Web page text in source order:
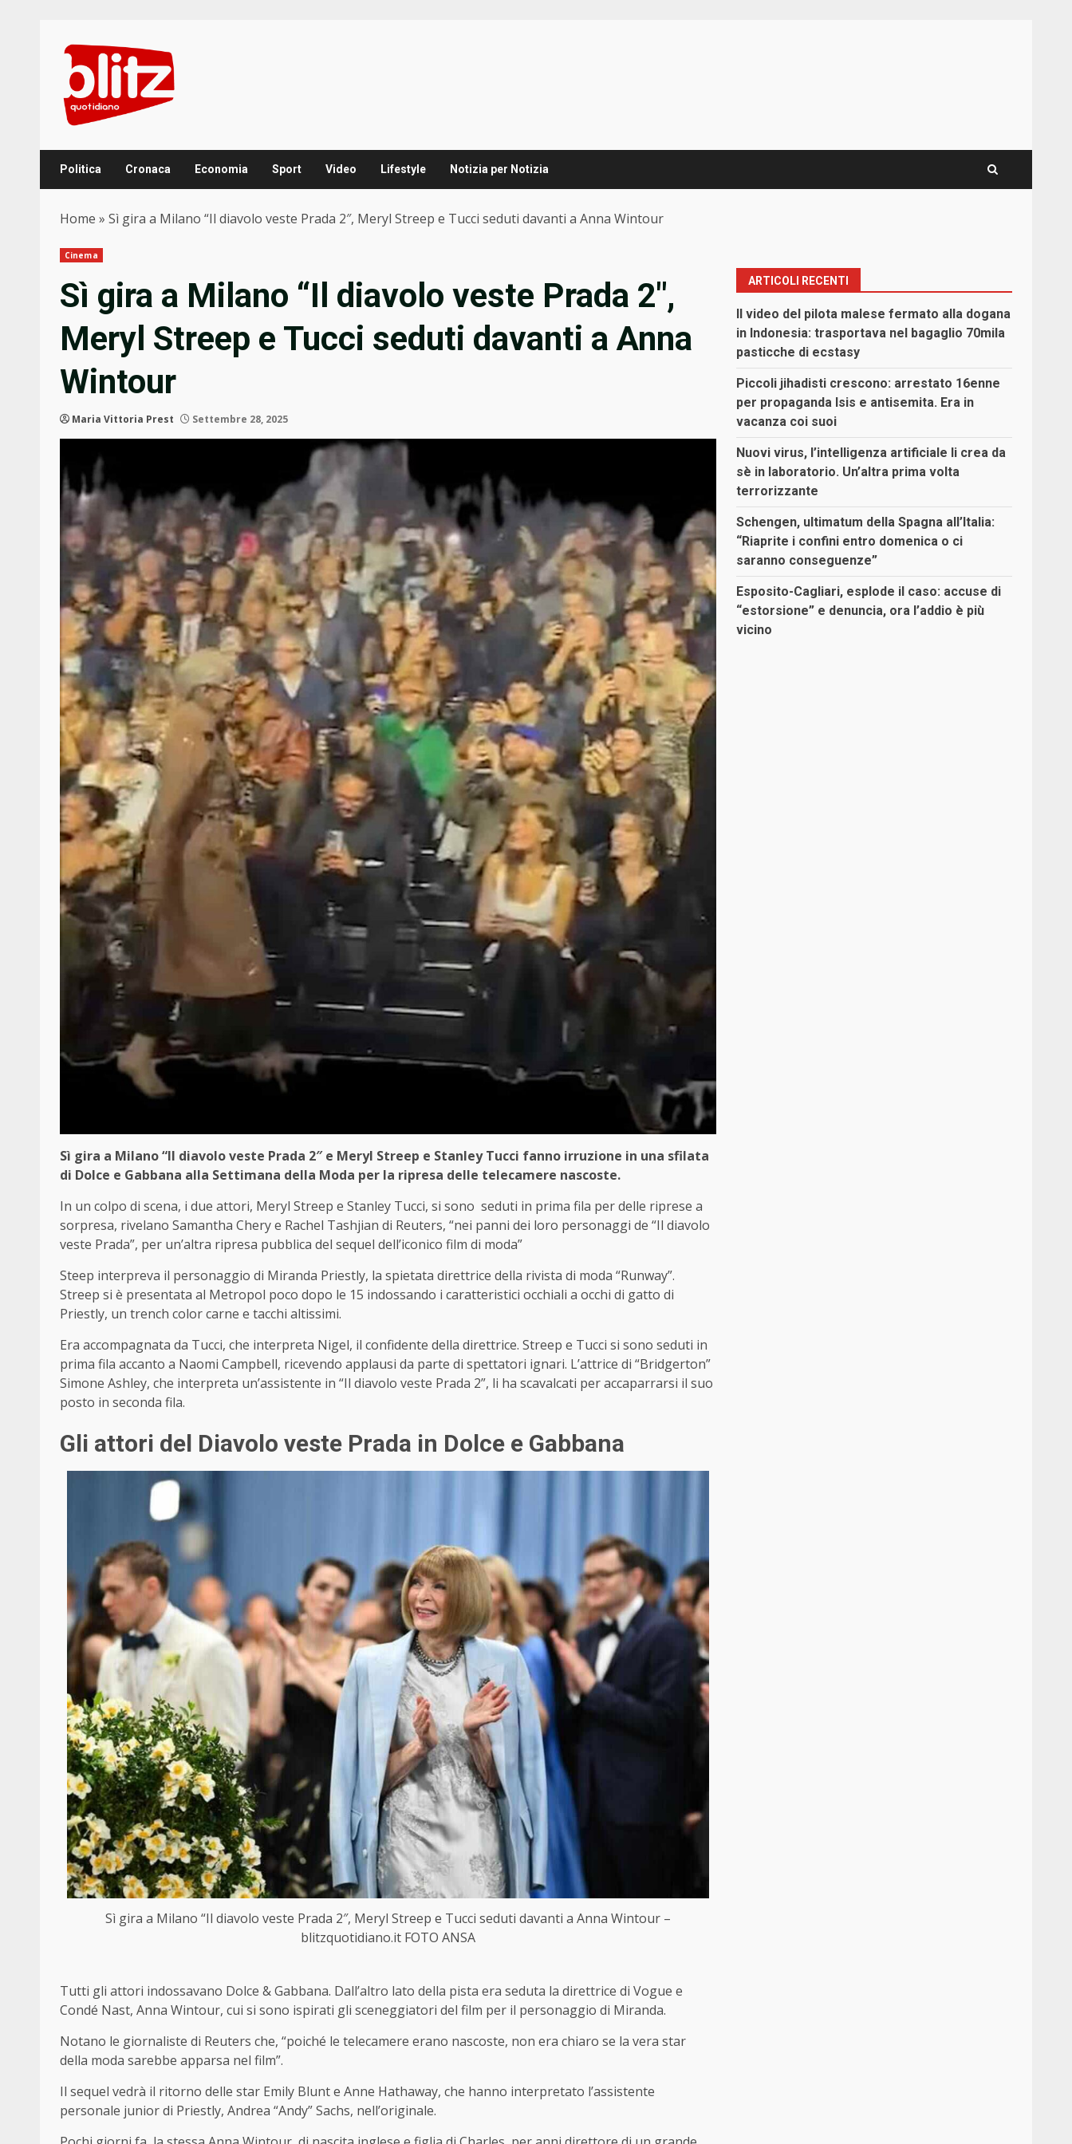
content
Politica Cronaca Economia Sport Video Lifestyle Notizia per Notizia
Home » Sì gira a Milano “Il diavolo veste Prada 2″, Meryl Streep e Tucci seduti davanti a Anna Wintour
Cinema
Sì gira a Milano “Il diavolo veste Prada 2″,
Meryl Streep e Tucci seduti davanti a Anna
Wintour
Maria Vittoria Prest Settembre 28, 2025
Sì gira a Milano “Il diavolo veste Prada 2″ e Meryl Streep e Stanley Tucci fanno irruzione in una sfilata
di Dolce e Gabbana alla Settimana della Moda per la ripresa delle telecamere nascoste.
In un colpo di scena, i due attori, Meryl Streep e Stanley Tucci, si sono seduti in prima fila per delle riprese a
sorpresa, rivelano Samantha Chery e Rachel Tashjian di Reuters, “nei panni dei loro personaggi de “Il diavolo
veste Prada”, per un’altra ripresa pubblica del sequel dell’iconico film di moda”
Steep interpreva il personaggio di Miranda Priestly, la spietata direttrice della rivista di moda “Runway”.
Streep si è presentata al Metropol poco dopo le 15 indossando i caratteristici occhiali a occhi di gatto di
Priestly, un trench color carne e tacchi altissimi.
Era accompagnata da Tucci, che interpreta Nigel, il confidente della direttrice. Streep e Tucci si sono seduti in
prima fila accanto a Naomi Campbell, ricevendo applausi da parte di spettatori ignari. L’attrice di “Bridgerton”
Simone Ashley, che interpreta un’assistente in “Il diavolo veste Prada 2”, li ha scavalcati per accaparrarsi il suo
posto in seconda fila.
Gli attori del Diavolo veste Prada in Dolce e Gabbana
Sì gira a Milano “Il diavolo veste Prada 2″, Meryl Streep e Tucci seduti davanti a Anna Wintour –
blitzquotidiano.it FOTO ANSA
Tutti gli attori indossavano Dolce & Gabbana. Dall’altro lato della pista era seduta la direttrice di Vogue e
Condé Nast, Anna Wintour, cui si sono ispirati gli sceneggiatori del film per il personaggio di Miranda.
Notano le giornaliste di Reuters che, “poiché le telecamere erano nascoste, non era chiaro se la vera star
della moda sarebbe apparsa nel film”.
Il sequel vedrà il ritorno delle star Emily Blunt e Anne Hathaway, che hanno interpretato l’assistente
personale junior di Priestly, Andrea “Andy” Sachs, nell’originale.
ARTICOLI RECENTI
Il video del pilota malese fermato alla dogana
in Indonesia: trasportava nel bagaglio 70mila
pasticche di ecstasy
Piccoli jihadisti crescono: arrestato 16enne
per propaganda Isis e antisemita. Era in
vacanza coi suoi
Nuovi virus, l’intelligenza artificiale li crea da
sè in laboratorio. Un’altra prima volta
terrorizzante
Schengen, ultimatum della Spagna all’Italia:
“Riaprite i confini entro domenica o ci
saranno conseguenze”
Esposito-Cagliari, esplode il caso: accuse di
“estorsione” e denuncia, ora l’addio è più
vicino